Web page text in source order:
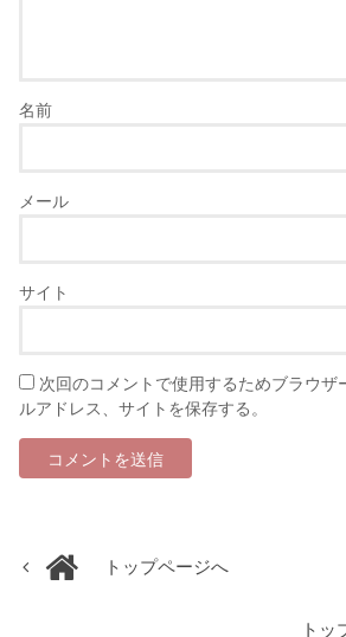
名前
メール
サイト
次回のコメントで使用するためブラウザ
ルアドレス、サイトを保存する。
トップページへ
トッ